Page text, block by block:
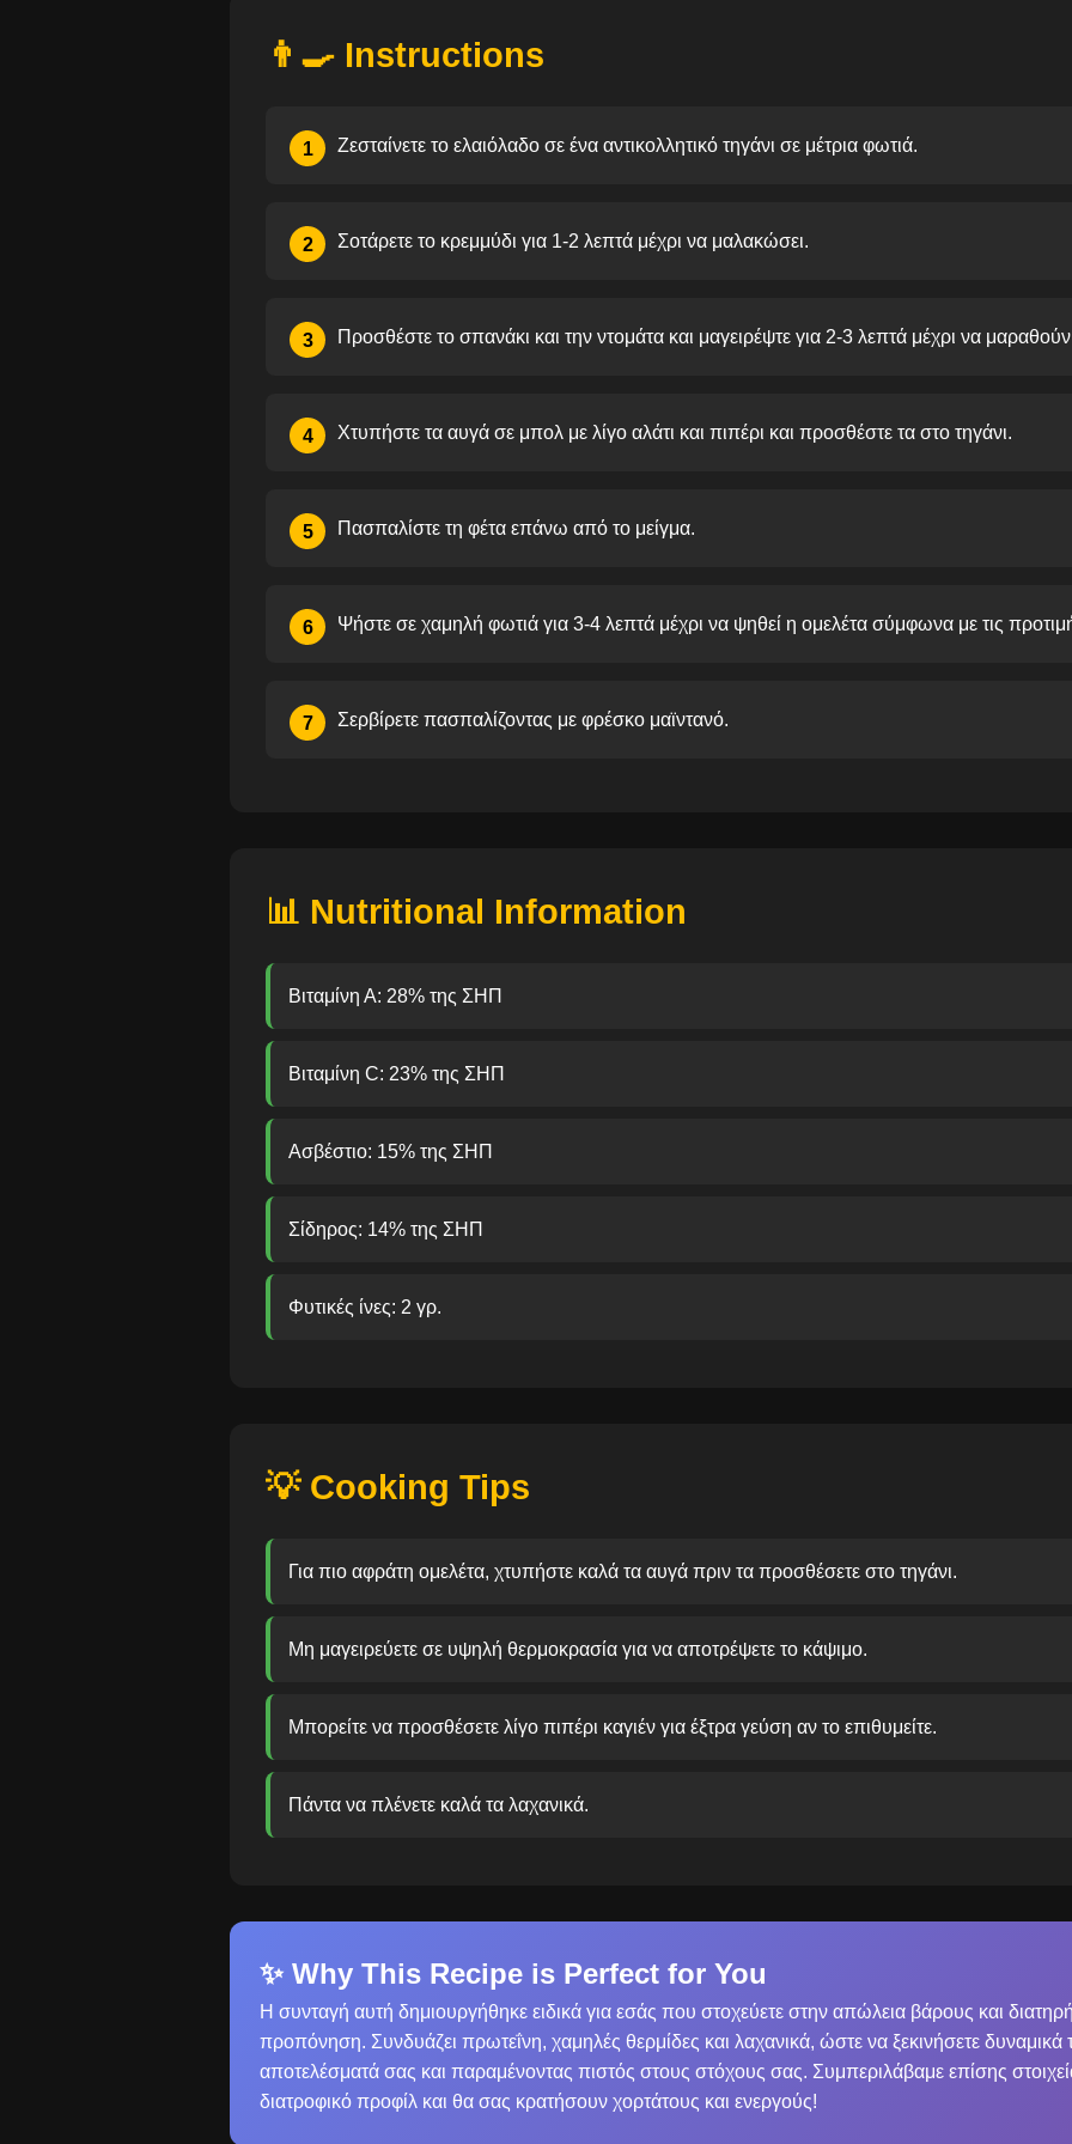
👨‍🍳 Instructions
1 Ζεσταίνετε το ελαιόλαδο σε ένα αντικολλητικό τηγάνι σε μέτρια φωτιά.
2 Σοτάρετε το κρεμμύδι για 1-2 λεπτά μέχρι να μαλακώσει.
3 Προσθέστε το σπανάκι και την ντομάτα και μαγειρέψτε για 2-3 λεπτά μέχρι να
4 Χτυπήστε τα αυγά σε μπολ με λίγο αλάτι και πιπέρι και προσθέστε τα στο τηγάνι.
5 Πασπαλίστε τη φέτα επάνω από το μείγμα.
6 Ψήστε σε χαμηλή φωτιά για 3-4 λεπτά μέχρι να ψηθεί η ομελέτα σύμφωνα με τις
7 Σερβίρετε πασπαλίζοντας με φρέσκο μαϊντανό.
📊 Nutritional Information
Βιταμίνη Α: 28% της ΣΗΠ
Βιταμίνη C: 23% της ΣΗΠ
Ασβέστιο: 15% της ΣΗΠ
Σίδηρος: 14% της ΣΗΠ
Φυτικές ίνες: 2 γρ.
💡 Cooking Tips
Για πιο αφράτη ομελέτα, χτυπήστε καλά τα αυγά πριν τα προσθέσετε στο τηγάνι.
Μη μαγειρεύετε σε υψηλή θερμοκρασία για να αποτρέψετε το κάψιμο.
Μπορείτε να προσθέσετε λίγο πιπέρι καγιέν για έξτρα γεύση αν το επιθυμείτε.
Πάντα να πλένετε καλά τα λαχανικά.
✨ Why This Recipe is Perfect for You
Η συνταγή αυτή δημιουργήθηκε ειδικά για εσάς που στοχεύετε στην απώλεια βάρους και
προπόνηση. Συνδυάζει πρωτεΐνη, χαμηλές θερμίδες και λαχανικά, ώστε να ξεκινήσετε
αποτελέσματά σας και παραμένοντας πιστός στους στόχους σας. Συμπεριλάβαμε επίσης
διατροφικό προφίλ και θα σας κρατήσουν χορτάτους και ενεργούς!